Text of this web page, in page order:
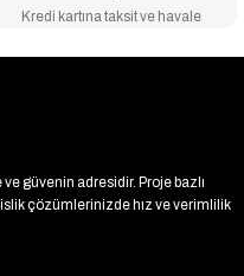
Kredi kartına taksit ve havale
güvenin adresidir. Proje bazlı
çözümlerinizde hız ve verimlilik